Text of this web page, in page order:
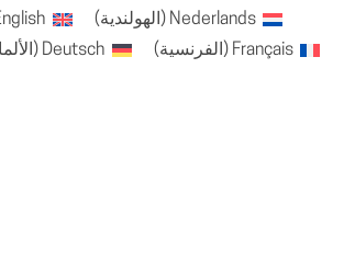
Nederlands
(الهولندية)
English
(
Français
(الفرنسية)
Deutsch
(الألمانية